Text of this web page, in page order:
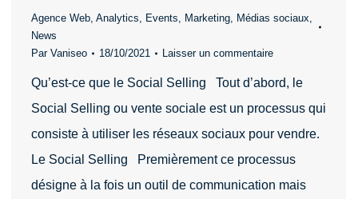
Agence Web, Analytics, Events, Marketing, Médias sociaux,
News
Par Vaniseo 18/10/2021 Laisser un commentaire
Qu’est-ce que le Social Selling Tout d’abord, le
Social Selling ou vente sociale est un processus qui
consiste à utiliser les réseaux sociaux pour vendre.
Le Social Selling Premièrement ce processus
désigne à la fois un outil de communication mais